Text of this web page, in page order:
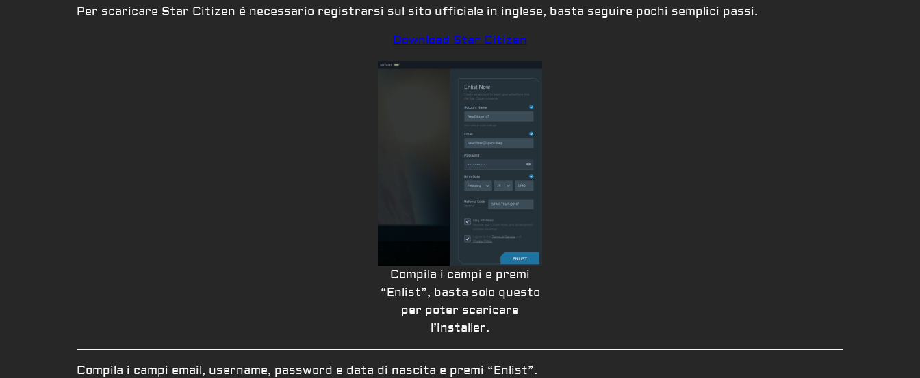
Per scaricare Star Citizen é necessario registrarsi sul sito ufficiale in inglese, basta seguire pochi semplici passi.
Download Star Citizen
Compila i campi e premi
“Enlist”, basta solo questo
per poter scaricare
l’installer.
Compila i campi email, username, password e data di nascita e premi “Enlist”.